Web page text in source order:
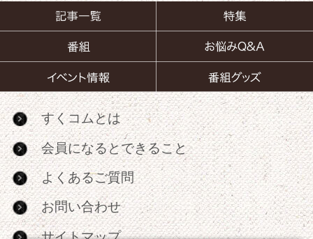
すくコムとは
会員になるとできること
よくあるご質問
お問い合わせ